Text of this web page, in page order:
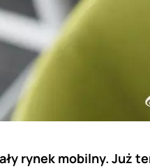
rynek mobilny. Już